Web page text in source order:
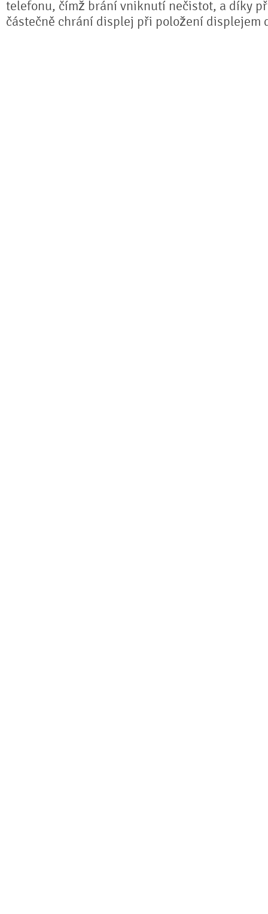
telefonu, čímž brání vniknutí nečistot, a díky
částečně chrání displej při položení displejem